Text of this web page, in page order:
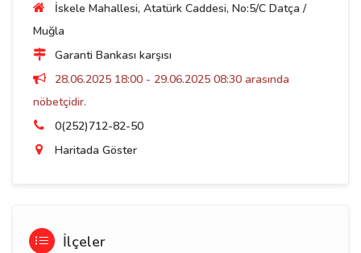
İskele Mahallesi, Atatürk Caddesi, No:5/C Datça /
Muğla
Garanti Bankası karşısı
28.06.2025 18:00 - 29.06.2025 08:30 arasında
nöbetçidir.
0(252)712-82-50
Haritada Göster
İlçeler